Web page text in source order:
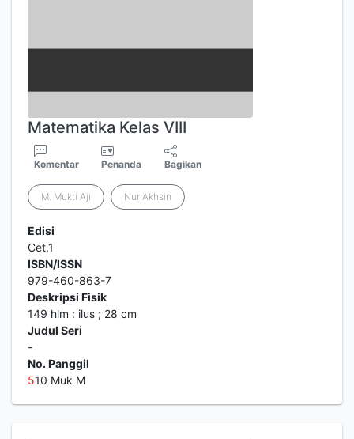
Matematika Kelas VIII
Komentar Penanda Bagikan
M. Mukti Aji Nur Akhsin
Edisi
Cet,1
ISBN/ISSN
979-460-863-7
Deskripsi Fisik
149 hlm : ilus ; 28 cm
Judul Seri
-
No. Panggil
510 Muk M